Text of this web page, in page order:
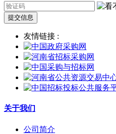
提交信息
友情链接 :
关于我们
公司简介